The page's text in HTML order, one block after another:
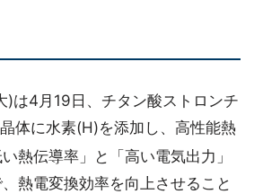
)は4月19日、チタン酸ストロンチ
体に水素(H)を添加し、高性能熱
熱伝導率」と「高い電気出力」
熱電変換効率を向上させること